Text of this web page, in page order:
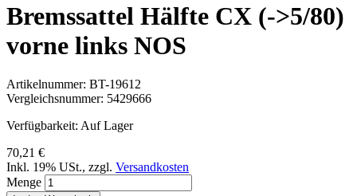
Bremssattel Hälfte CX (->5/80)
vorne links NOS
Artikelnummer: BT-19612
Vergleichsnummer: 5429666
Verfügbarkeit: Auf Lager
70,21 €
Inkl. 19% USt., zzgl. Versandkosten
Menge